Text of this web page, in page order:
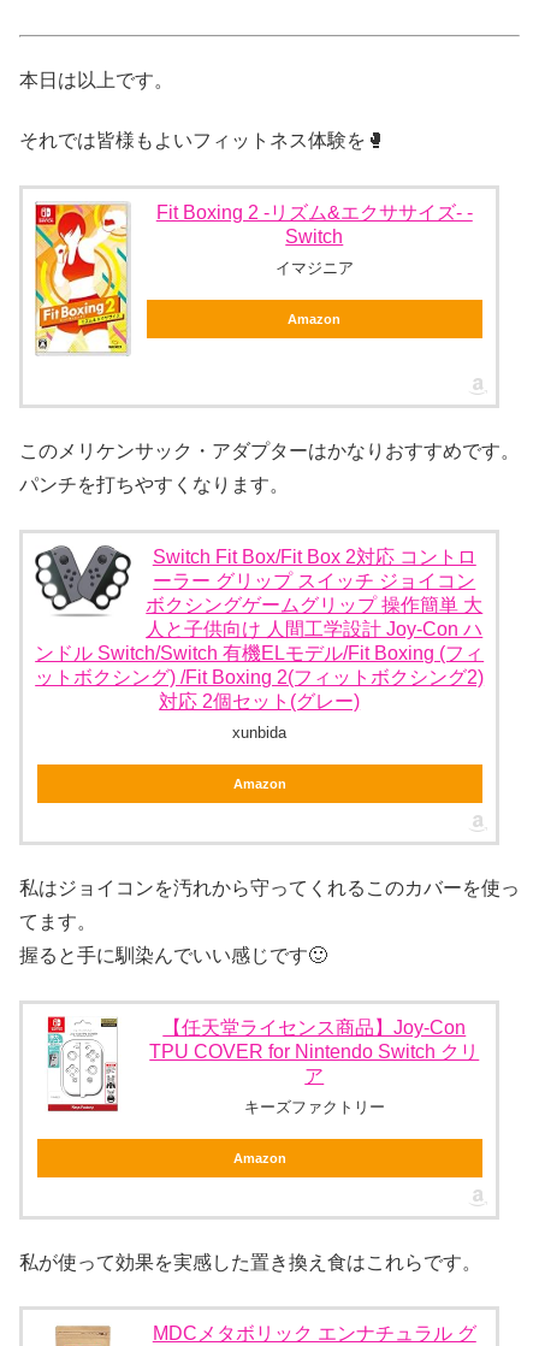
本日は以上です。
それでは皆様もよいフィットネス体験を🥊
Fit Boxing 2 -リズム&エクササイズ- -
Switch
イマジニア
Amazon
このメリケンサック・アダプターはかなりおすすめです。
パンチを打ちやすくなります。
Switch Fit Box/Fit Box 2対応 コントロ
ーラー グリップ スイッチ ジョイコン
ボクシングゲームグリップ 操作簡単 大
人と子供向け 人間工学設計 Joy-Con ハ
ンドル Switch/Switch 有機ELモデル/Fit Boxing (フィ
ットボクシング) /Fit Boxing 2(フィットボクシング2)
対応 2個セット(グレー)
xunbida
Amazon
私はジョイコンを汚れから守ってくれるこのカバーを使っ
てます。
握ると手に馴染んでいい感じです🙂
【任天堂ライセンス商品】Joy-Con
TPU COVER for Nintendo Switch クリ
ア
キーズファクトリー
Amazon
私が使って効果を実感した置き換え食はこれらです。
MDCメタボリック エンナチュラル グ